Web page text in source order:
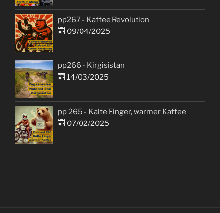
pp267 - Kaffee Revolution
09/04/2025
pp266 - Kirgisistan
14/03/2025
pp 265 - Kalte Finger, warmer Kaffee
07/02/2025